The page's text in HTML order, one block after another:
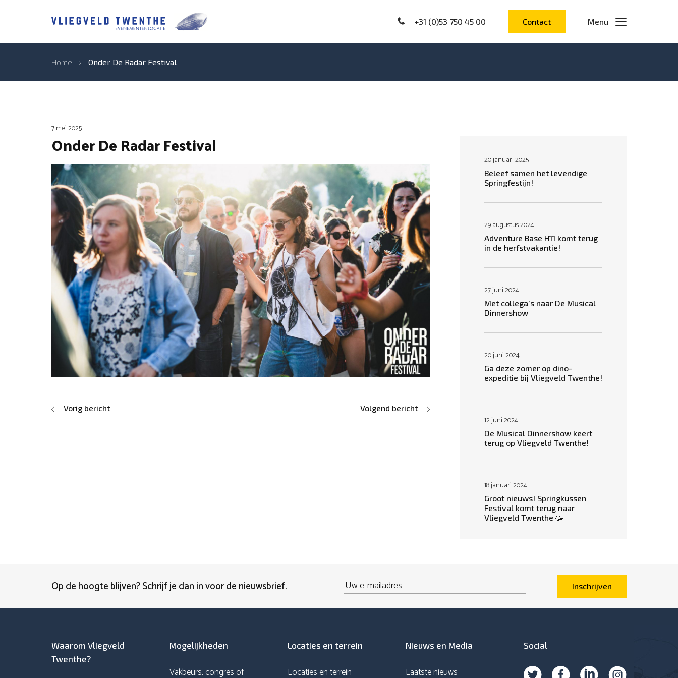
+31 (0)53 750 45 00 Contact Menu
Home › Onder De Radar Festival
7 mei 2025
Onder De Radar Festival
Volgend bericht
Vorig bericht
20 januari 2025
Beleef samen het levendige
Springfestijn!
29 augustus 2024
Adventure Base H11 komt terug
in de herfstvakantie!
27 juni 2024
Met collega’s naar De Musical
Dinnershow
20 juni 2024
Ga deze zomer op dino-
expeditie bij Vliegveld Twenthe!
12 juni 2024
De Musical Dinnershow keert
terug op Vliegveld Twenthe!
18 januari 2024
Groot nieuws! Springkussen
Festival komt terug naar
Vliegveld Twenthe 🥳
Op de hoogte blijven? Schrijf je dan in voor de nieuwsbrief. Email
Inschrijven
Waarom Vliegveld
Twenthe?
Mogelijkheden
Vakbeurs, congres of
Locaties en terrein
Locaties en terrein
Nieuws en Media
Laatste nieuws
Social